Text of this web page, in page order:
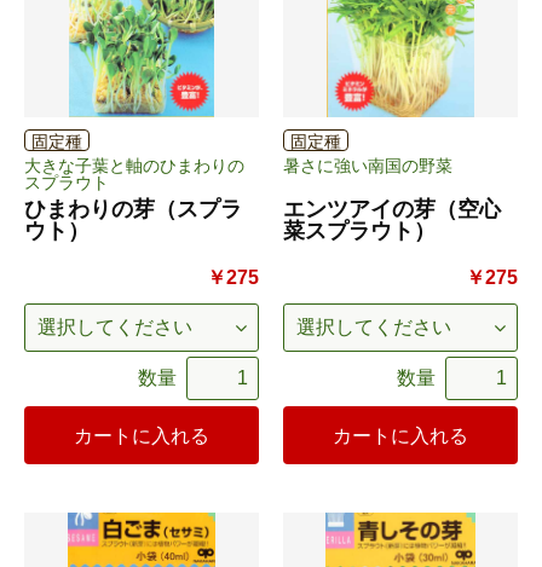
固定種
大きな子葉と軸のひまわりの
スプラウト
ひまわりの芽（スプラ
ウト）
￥275
数量
カートに入れる
固定種
暑さに強い南国の野菜
エンツアイの芽（空心
菜スプラウト）
￥275
数量
カートに入れる